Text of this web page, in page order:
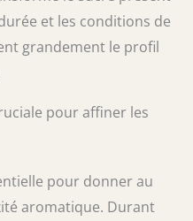
et les conditions de
grandement le profil
pour affiner les
pour donner au
aromatique. Durant